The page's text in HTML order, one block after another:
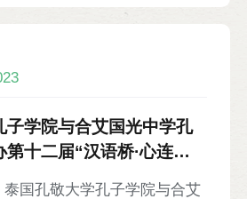
内容包括太极拳、南拳、棍
斯加军政要员、社会各界人
教学点参加国庆游行活动，展
马达加斯加国家电视台TV-M
子学院与合艾国光中学孔
十二届“汉语桥·心连心”
国孔敬大学孔子学院与合艾